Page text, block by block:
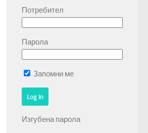
Потребител
Парола
Запомни ме
Изгубена парола